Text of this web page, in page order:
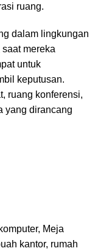
ruang.
dalam lingkungan
mereka
untuk
keputusan.
ruang konferensi,
yang dirancang
Meja
kantor, rumah